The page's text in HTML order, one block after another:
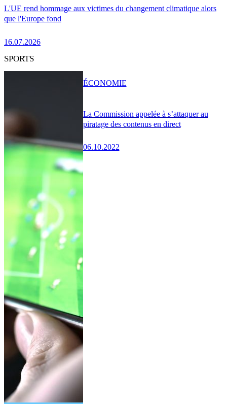
L'UE rend hommage aux victimes du changement climatique alors
que l'Europe fond
16.07.2026
SPORTS
La Commission appelée à s’attaquer au
piratage des contenus en direct
06.10.2022
ÉCONOMIE